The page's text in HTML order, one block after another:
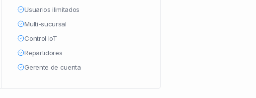
Usuarios ilimitados
Multi-sucursal
Control IoT
Repartidores
Gerente de cuenta